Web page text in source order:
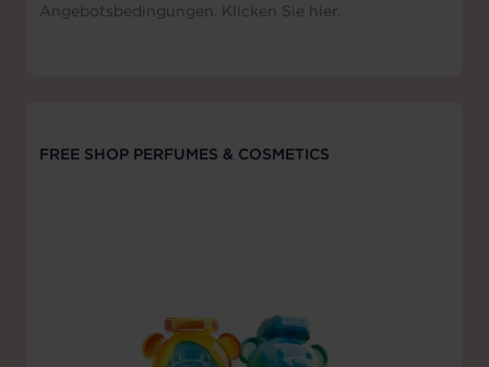
Angebotsbedingungen. Klicken Sie hier.
FREE SHOP PERFUMES & COSMETICS